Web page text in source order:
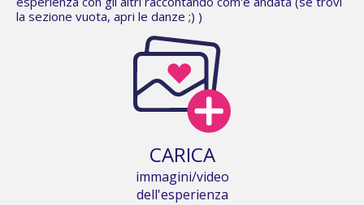
la sezione vuota, apri le danze ;) )
CARICA
immagini/video
dell'esperienza